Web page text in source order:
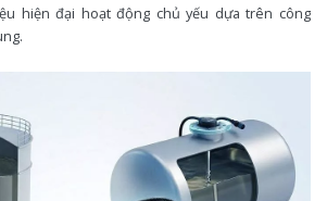
hiện đại hoạt động chủ yếu dựa trên công